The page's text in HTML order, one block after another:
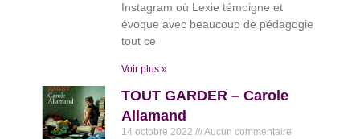
Instagram où Lexie témoigne et
évoque avec beaucoup de pédagogie
tout ce
Voir plus »
TOUT GARDER – Carole
Allamand
14 octobre 2022 Aucun commentaire